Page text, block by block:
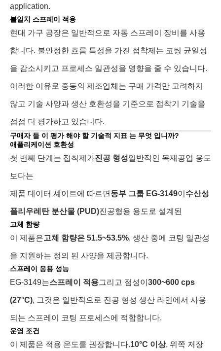
application.
불일치 스프레이 적용
현대 가구 공장은 일반적으로 자동 스프레이 장비를 사용
합니다. 불안정한 흐름 특성을 가진 접착제는 코팅 균일성
을 감소시키고 프로세스 일관성을 영향을 줄 수 있습니다.
이러한 이유로 중동의 제조업체는 구매 가격만 고려하지
않고 기술 사양과 생산 호환성을 기준으로 접착기 기술을
점점 더 평가하고 있습니다.
구매자 들 이 평가 해야 할 기술적 지표 는 무엇 입니까?
애플리케이션 호환성
첫 번째 단계는 접착제가진공 형성일반적인 목재공업 용도
보다는
제품 데이터 셰이트에 따르면 동부 그룹 EG-3149이 수산성
폴리우레탄 분산물 (PUD)진공형용 용도로 설계된
고체 함량
이 제품은고체 함량은 51.5~53.5%, 생산 중에 코팅 일관성
을 지원하는 정의 된 사양을 제공합니다.
스프레이 응용 성능
EG-3149는스프레이 적용그리고 점성이 300~600 cps
(27°C), 그것은 일반적으로 진공 형성 생산 라인에서 사용
되는 스프레이 코팅 프로세스에 적합합니다.
운영 조건
이 제품은 적용 온도를 권장합니다.10°C 이상, 위쪽 저장